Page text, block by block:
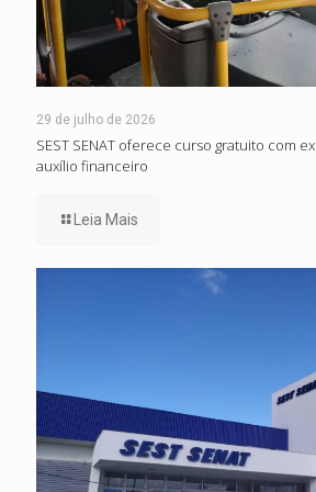
29 de julho de 2026
SEST SENAT oferece curso gratuito com
auxílio financeiro
Leia Mais